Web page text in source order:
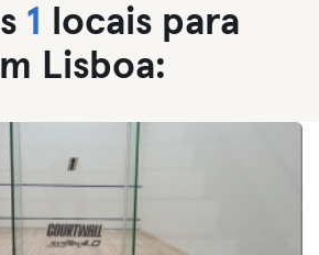
1
locais para
Lisboa: